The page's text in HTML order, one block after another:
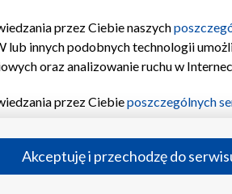
przez Ciebie naszych
innych podobnych technologii
oraz analizowanie ruchu w
przez Ciebieposzczególnych
i funkcji: przechowywania
reklam, tworzenia profilu
opinii odbiorców,
Akceptuję i przechodzę do